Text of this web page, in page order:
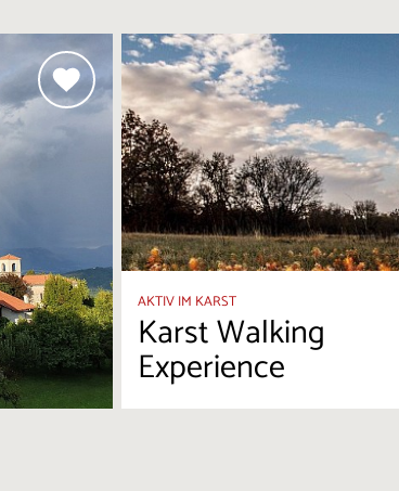
AKTIV IM KARST
Karst Walking
Experience